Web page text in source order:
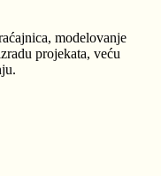
modelovanje
projekata, veću